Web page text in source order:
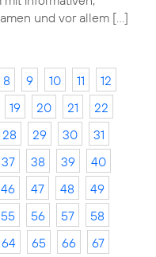
und vor allem […]
8 9 10 11
12
19 20 21
22
28 29 30
31
37 38 39
40
46 47 48
49
55 56 57
58
64 65 66
67